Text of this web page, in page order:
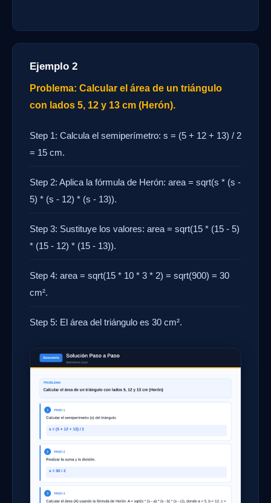
Ejemplo 2
Problema: Calcular el área de un triángulo
con lados 5, 12 y 13 cm (Herón).
Step 1: Calcula el semiperímetro: s = (5 + 12 + 13) / 2
= 15 cm.
Step 2: Aplica la fórmula de Herón: area = sqrt(s * (s -
5) * (s - 12) * (s - 13)).
Step 3: Sustituye los valores: area = sqrt(15 * (15 - 5)
* (15 - 12) * (15 - 13)).
Step 4: area = sqrt(15 * 10 * 3 * 2) = sqrt(900) = 30
cm².
Step 5: El área del triángulo es 30 cm².